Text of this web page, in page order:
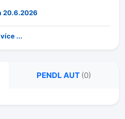
20.6.2026
více ...
PENDL AUT (0)